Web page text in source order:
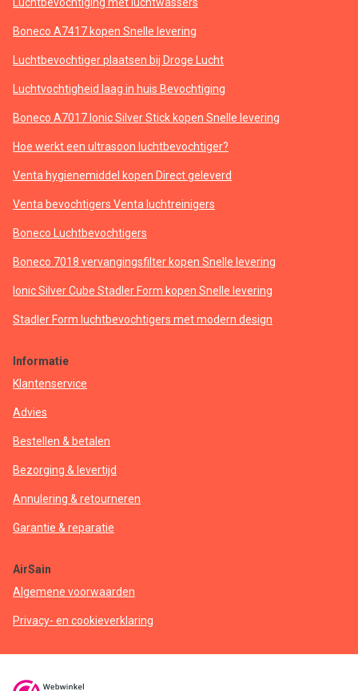
Boneco A7417 kopen Snelle levering
Luchtbevochtiger plaatsen bij Droge Lucht
Luchtvochtigheid laag in huis Bevochtiging
Boneco A7017 Ionic Silver Stick kopen Snelle levering
Hoe werkt een ultrasoon luchtbevochtiger?
Venta hygienemiddel kopen Direct geleverd
Venta bevochtigers Venta luchtreinigers
Boneco Luchtbevochtigers
Boneco 7018 vervangingsfilter kopen Snelle levering
Ionic Silver Cube Stadler Form kopen Snelle levering
Stadler Form luchtbevochtigers met modern design
Informatie
Klantenservice
Advies
Bestellen & betalen
Bezorging & levertijd
Annulering & retourneren
Garantie & reparatie
AirSain
Algemene voorwaarden
Privacy- en cookieverklaring